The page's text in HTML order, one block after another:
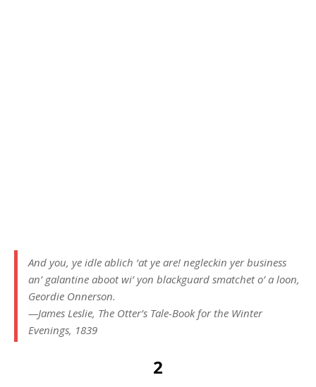
And you, ye idle ablich ‘at ye are! negleckin yer business
an’ galantine aboot wi’ yon blackguard smatchet o’ a loon,
Geordie Onnerson.
—James Leslie, The Otter’s Tale-Book for the Winter
Evenings, 1839
2